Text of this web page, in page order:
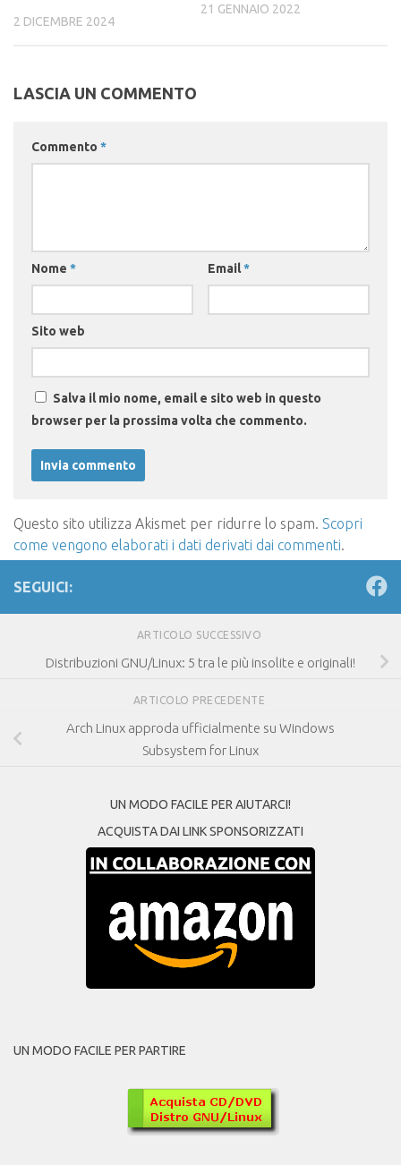
2 DICEMBRE 2024
21 GENNAIO 2022
LASCIA UN COMMENTO
Commento *
Nome * Email*
Sito web
Salva il mio nome, email e sito web in questo
browser per la prossima volta che commento.
Questo sito utilizza Akismet per ridurre lo spam. Scopri
come vengono elaborati i dati derivati dai commenti.
SEGUICI:
ARTICOLO SUCCESSIVO
Distribuzioni GNU/Linux: 5 tra le più insolite e originali!
ARTICOLO PRECEDENTE
Arch Linux approda ufficialmente su Windows
Subsystem for Linux
UN MODO FACILE PER AIUTARCI!
ACQUISTA DAI LINK SPONSORIZZATI
UN MODO FACILE PER PARTIRE